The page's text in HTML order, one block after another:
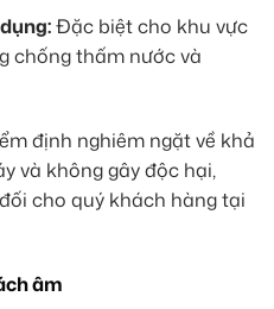
Đặc biệt cho khu vực
chống thấm nước và
định nghiêm ngặt về khả
và không gây độc hại,
cho quý khách hàng tại
âm